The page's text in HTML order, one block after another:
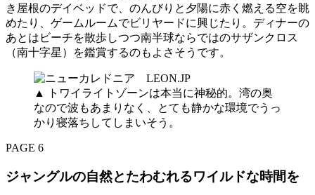
き屋根のデイベッドで、のんびりと夕陽に赤く燃える空を眺
めたり、ゲームルームでビリヤードに興じたり。ディナーの
あとはビーチを散歩しつつ南半球ならではのサザンクロス
（南十字星）を鑑賞するのもよさそうです。
▲ トワイライトゾーンは本当に神秘的。湾の奥
なので波もあまりなく、とても静かな環境でうっ
かり寝落ちしてしまいそう。
PAGE 6
ジャングルの自然とたわむれるワイルドな時間を